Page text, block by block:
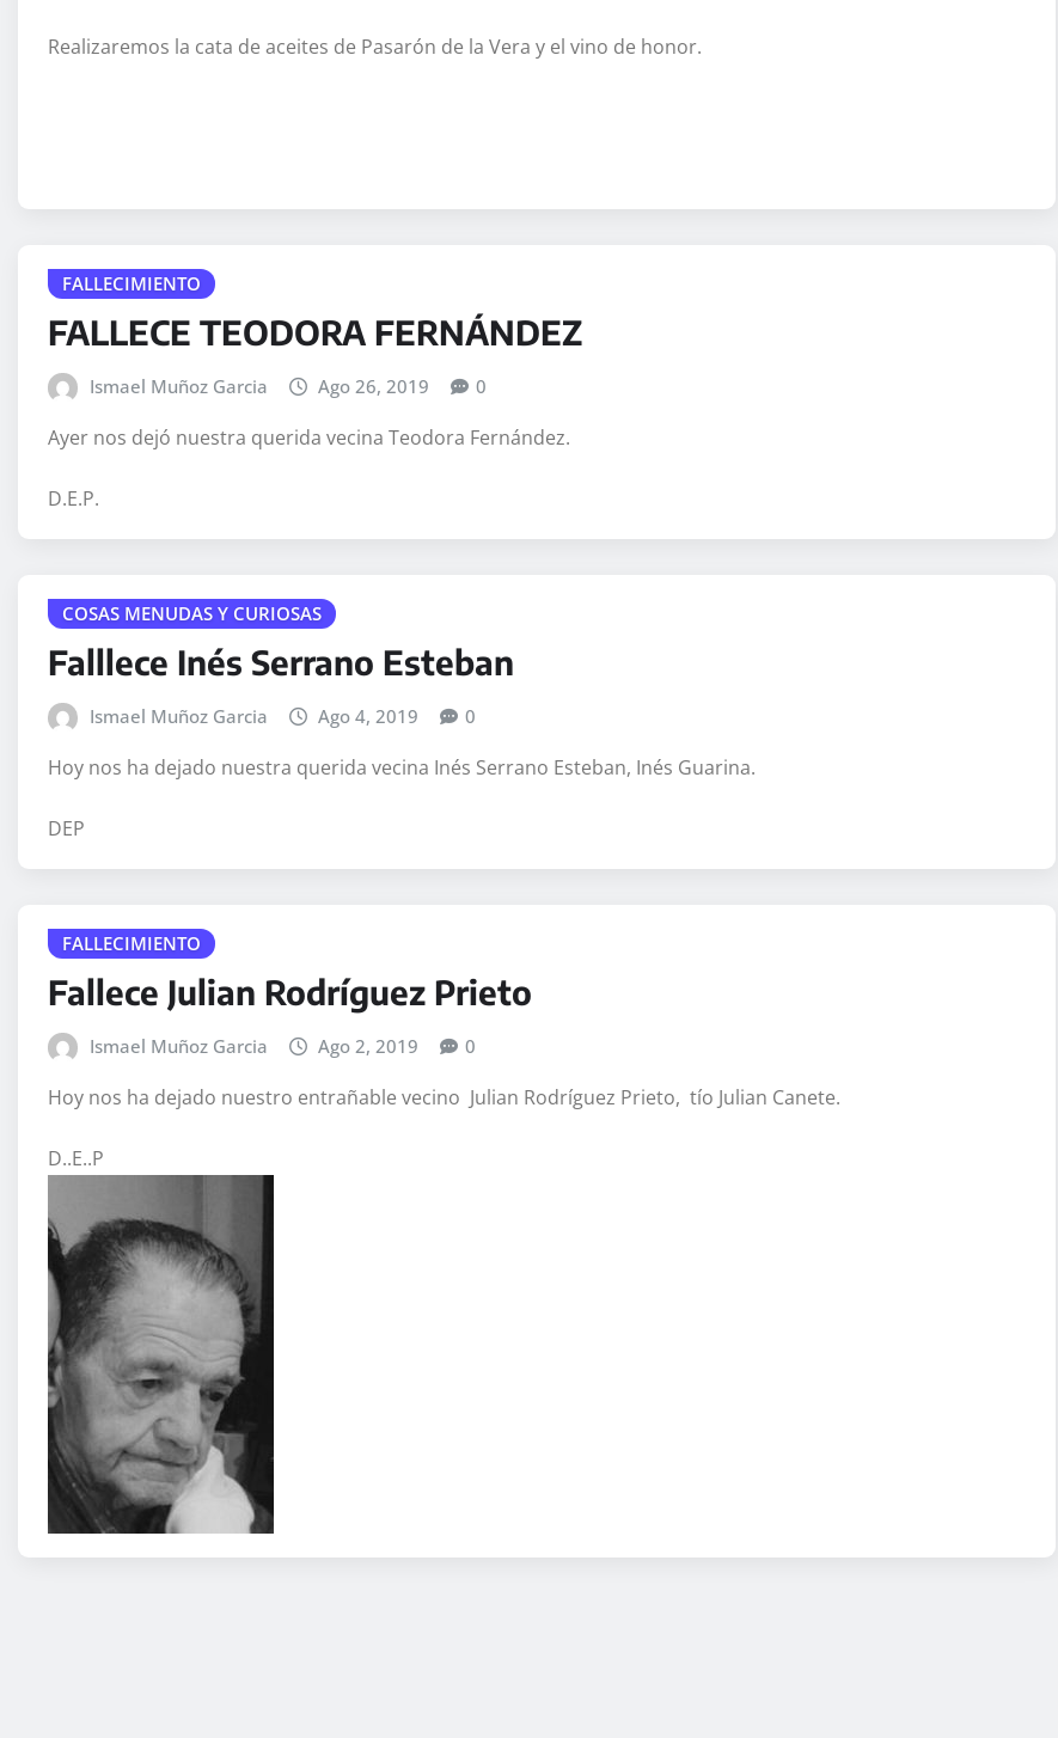
Realizaremos la cata de aceites de Pasarón de la Vera y el vino de honor.
FALLECIMIENTO
FALLECE TEODORA FERNÁNDEZ
Ismael Muñoz Garcia Ago 26, 2019 0
Ayer nos dejó nuestra querida vecina Teodora Fernández.
D.E.P.
COSAS MENUDAS Y CURIOSAS
Falllece Inés Serrano Esteban
Ismael Muñoz Garcia Ago 4, 2019 0
Hoy nos ha dejado nuestra querida vecina Inés Serrano Esteban, Inés Guarina.
DEP
FALLECIMIENTO
Fallece Julian Rodríguez Prieto
Ismael Muñoz Garcia Ago 2, 2019 0
Hoy nos ha dejado nuestro entrañable vecino Julian Rodríguez Prieto, tío Julian Canete.
D..E..P